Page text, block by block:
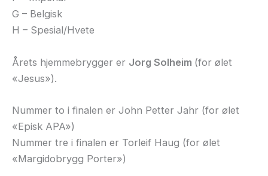
G – Belgisk
H – Spesial/Hvete
Årets hjemmebrygger er Jorg Solheim (for ølet
«Jesus»).
Nummer to i finalen er John Petter Jahr (for ølet
«Episk APA»)
Nummer tre i finalen er Torleif Haug (for ølet
«Margidobrygg Porter»)